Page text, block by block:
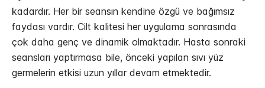
kadardır. Her bir seansın kendine özgü ve bağımsız
faydası vardır. Cilt kalitesi her uygulama sonrasında
çok daha genç ve dinamik olmaktadır. Hasta sonraki
seansları yaptırmasa bile, önceki yapılan sıvı yüz
germelerin etkisi uzun yıllar devam etmektedir.